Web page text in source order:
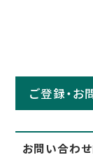
ご登録・お
お問い合わ